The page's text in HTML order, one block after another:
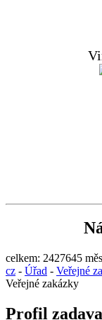
celkem: 2427645
cz - Úřad - Veřejné
Veřejné zakázky
Profil